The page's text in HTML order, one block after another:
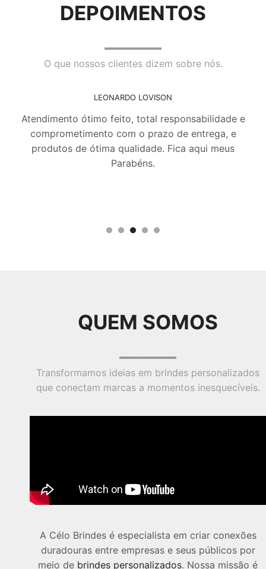
DEPOIMENTOS
O que nossos clientes dizem sobre nós.
LEONARDO LOVISON
Atendimento ótimo feito, total responsabilidade e
comprometimento com o prazo de entrega, e
produtos de ótima qualidade. Fica aqui meus
Parabéns.
QUEM SOMOS
Transformamos ideias em brindes personalizados
que conectam marcas a momentos inesquecíveis.
A Célo Brindes é especialista em criar conexões
duradouras entre empresas e seus públicos por
meio de brindes personalizados. Nossa missão é